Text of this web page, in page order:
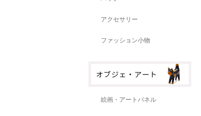
アクセサリー
ファッション小物
絵画・アートパネル